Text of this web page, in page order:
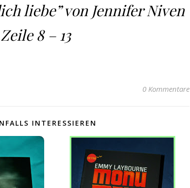
liebe” von Jennifer Niven
8 – 13
0 Kommentare
INTERESSIEREN